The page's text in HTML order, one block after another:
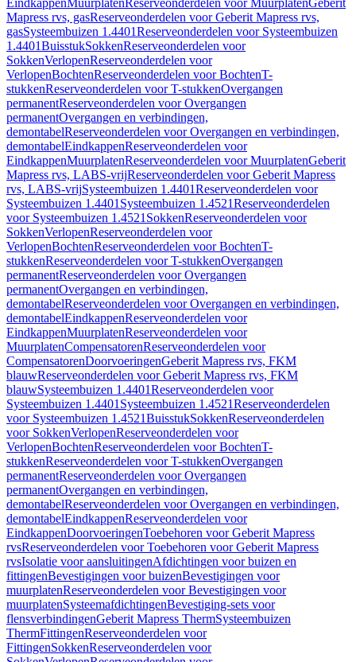
EindkappenMuurplatenReserveonderdelen voor MuurplatenGeberit
Mapress rvs, gasReserveonderdelen voor Geberit Mapress rvs,
gasSysteembuizen 1.4401Reserveonderdelen voor Systeembuizen
1.4401BuisstukSokkenReserveonderdelen voor
SokkenVerlopenReserveonderdelen voor
VerlopenBochtenReserveonderdelen voor BochtenT-
stukkenReserveonderdelen voor T-stukkenOvergangen
permanentReserveonderdelen voor Overgangen
permanentOvergangen en verbindingen,
demontabelReserveonderdelen voor Overgangen en verbindingen,
demontabelEindkappenReserveonderdelen voor
EindkappenMuurplatenReserveonderdelen voor MuurplatenGeberit
Mapress rvs, LABS-vrijReserveonderdelen voor Geberit Mapress
rvs, LABS-vrijSysteembuizen 1.4401Reserveonderdelen voor
Systeembuizen 1.4401 Systeembuizen 1.4521Reserveonderdelen
voor Systeembuizen 1.4521 SokkenReserveonderdelen voor
SokkenVerlopenReserveonderdelen voor
VerlopenBochtenReserveonderdelen voor BochtenT-
stukkenReserveonderdelen voor T-stukkenOvergangen
permanentReserveonderdelen voor Overgangen
permanentOvergangen en verbindingen,
demontabelReserveonderdelen voor Overgangen en verbindingen,
demontabelEindkappenReserveonderdelen voor
EindkappenMuurplatenReserveonderdelen voor
MuurplatenCompensatorenReserveonderdelen voor
CompensatorenDoorvoeringenGeberit Mapress rvs, FKM
blauwReserveonderdelen voor Geberit Mapress rvs, FKM
blauwSysteembuizen 1.4401Reserveonderdelen voor
Systeembuizen 1.4401 Systeembuizen 1.4521Reserveonderdelen
voor Systeembuizen 1.4521BuisstukSokkenReserveonderdelen
voor SokkenVerlopenReserveonderdelen voor
VerlopenBochtenReserveonderdelen voor BochtenT-
stukkenReserveonderdelen voor T-stukkenOvergangen
permanentReserveonderdelen voor Overgangen
permanentOvergangen en verbindingen,
demontabelReserveonderdelen voor Overgangen en verbindingen,
demontabelEindkappenReserveonderdelen voor
EindkappenDoorvoeringenToebehoren voor Geberit Mapress
rvsReserveonderdelen voor Toebehoren voor Geberit Mapress
rvsIsolatie voor aansluitingenAfdichtingen voor buizen en
fittingenBevestigingen voor buizenBevestigingen voor
muurplatenReserveonderdelen voor Bevestigingen voor
muurplatenSysteemafdichtingenBevestiging-sets voor
flensverbindingenGeberit Mapress ThermSysteembuizen
ThermFittingenReserveonderdelen voor
FittingenSokkenReserveonderdelen voor